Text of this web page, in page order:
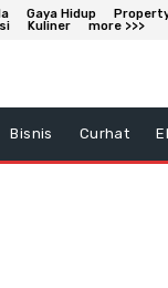
Gaya Hidup
Kuliner more >>>
Bisnis Curhat